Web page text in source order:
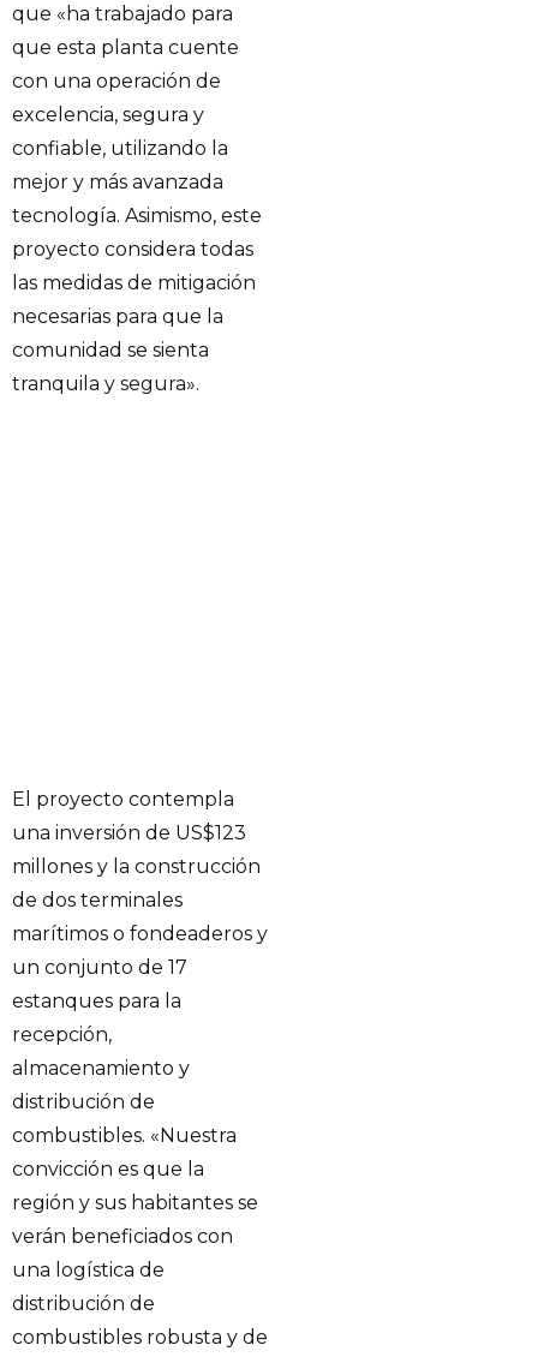
que «ha trabajado para
que esta planta cuente
con una operación de
excelencia, segura y
confiable, utilizando la
mejor y más avanzada
tecnología. Asimismo, este
proyecto considera todas
las medidas de mitigación
necesarias para que la
comunidad se sienta
tranquila y segura».
El proyecto contempla
una inversión de US$123
millones y la construcción
de dos terminales
marítimos o fondeaderos y
un conjunto de 17
estanques para la
recepción,
almacenamiento y
distribución de
combustibles. «Nuestra
convicción es que la
región y sus habitantes se
verán beneficiados con
una logística de
distribución de
combustibles robusta y de